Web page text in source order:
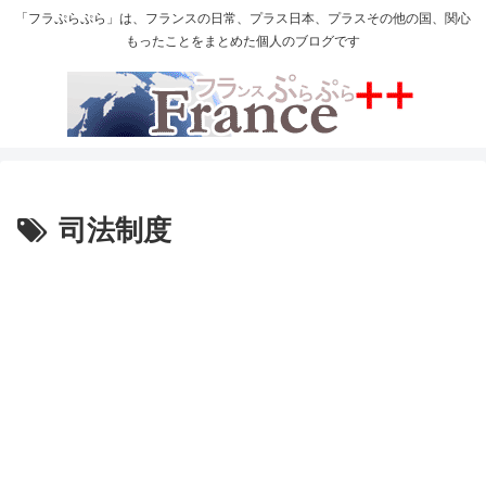
「フラぷらぷら」は、フランスの日常、プラス日本、プラスその他の国、関心
もったことをまとめた個人のブログです
司法制度